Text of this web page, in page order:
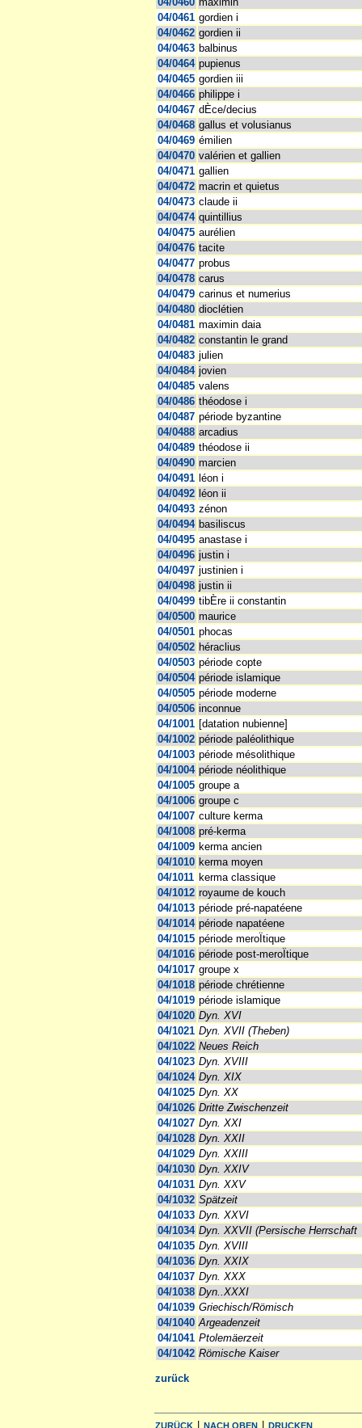
04/0461 gordien i
04/0462 gordien ii
04/0463 balbinus
04/0464 pupienus
04/0465 gordien iii
04/0466 philippe i
04/0467 dÈce/decius
04/0468 gallus et volusianus
04/0469 émilien
04/0470 valérien et gallien
04/0471 gallien
04/0472 macrin et quietus
04/0473 claude ii
04/0474 quintillius
04/0475 aurélien
04/0476 tacite
04/0477 probus
04/0478 carus
04/0479 carinus et numerius
04/0480 dioclétien
04/0481 maximin daia
04/0482 constantin le grand
04/0483 julien
04/0484 jovien
04/0485 valens
04/0486 théodose i
04/0487 période byzantine
04/0488 arcadius
04/0489 théodose ii
04/0490 marcien
04/0491 léon i
04/0492 léon ii
04/0493 zénon
04/0494 basiliscus
04/0495 anastase i
04/0496 justin i
04/0497 justinien i
04/0498 justin ii
04/0499 tibÈre ii constantin
04/0500 maurice
04/0501 phocas
04/0502 héraclius
04/0503 période copte
04/0504 période islamique
04/0505 période moderne
04/0506 inconnue
04/1001 [datation nubienne]
04/1002 période paléolithique
04/1003 période mésolithique
04/1004 période néolithique
04/1005 groupe a
04/1006 groupe c
04/1007 culture kerma
04/1008 pré-kerma
04/1009 kerma ancien
04/1010 kerma moyen
04/1011 kerma classique
04/1012 royaume de kouch
04/1013 période pré-napatéene
04/1014 période napatéene
04/1015 période meroÏtique
04/1016 période post-meroÏtique
04/1017 groupe x
04/1018 période chrétienne
04/1019 période islamique
04/1020 Dyn. XVI
04/1021 Dyn. XVII (Theben)
04/1022 Neues Reich
04/1023 Dyn. XVIII
04/1024 Dyn. XIX
04/1025 Dyn. XX
04/1026 Dritte Zwischenzeit
04/1027 Dyn. XXI
04/1028 Dyn. XXII
04/1029 Dyn. XXIII
04/1030 Dyn. XXIV
04/1031 Dyn. XXV
04/1032 Spätzeit
04/1033 Dyn. XXVI
04/1034 Dyn. XXVII (Persische Herrschaft
04/1035 Dyn. XVIII
04/1036 Dyn. XXIX
04/1037 Dyn. XXX
04/1038 Dyn..XXXI
04/1039 Griechisch/Römisch
04/1040 Argeadenzeit
04/1041 Ptolemäerzeit
04/1042 Römische Kaiser
zurück
ZURÜCK | NACH OBEN | DRUCKEN